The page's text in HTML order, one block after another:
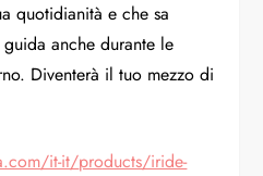
quotidianità e che sa
anche durante le
Diventerà il tuo mezzo di
it-it/products/iride-